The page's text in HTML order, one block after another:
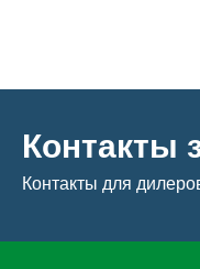
Контакты
Контакты для